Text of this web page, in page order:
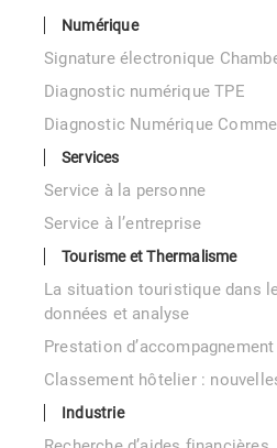
Numérique
Signature électronique
Diagnostic numérique TPE
Diagnostic Numérique
Services
Service à la personne
Service à l’entreprise
Tourisme et Thermalisme
La situation touristique dans
données et analyse
Prestation d’accompagnement
Classement hôtelier :
Industrie